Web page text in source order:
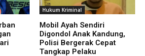
Hukum Kriminal
Mobil Ayah Sendiri
Digondol Anak Kandung,
Polisi Bergerak Cepat
Tangkap Pelaku